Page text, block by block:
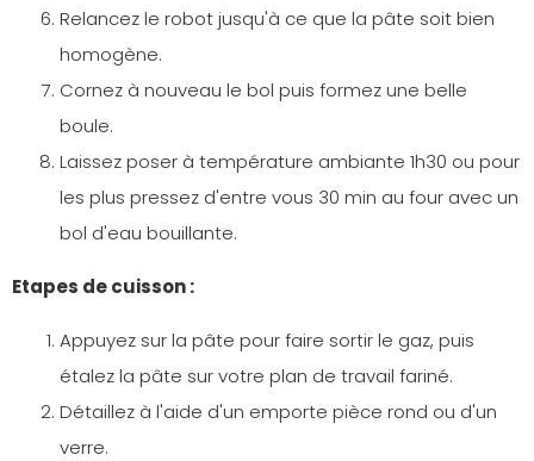
Relancez le robot jusqu'à ce que la pâte soit bien
homogène.
Cornez à nouveau le bol puis formez une belle
boule.
Laissez poser à température ambiante 1h30 ou pour
les plus pressez d'entre vous 30 min au four avec un
bol d'eau bouillante.
Etapes de cuisson :
Appuyez sur la pâte pour faire sortir le gaz, puis
étalez la pâte sur votre plan de travail fariné.
Détaillez à l'aide d'un emporte pièce rond ou d'un
verre.